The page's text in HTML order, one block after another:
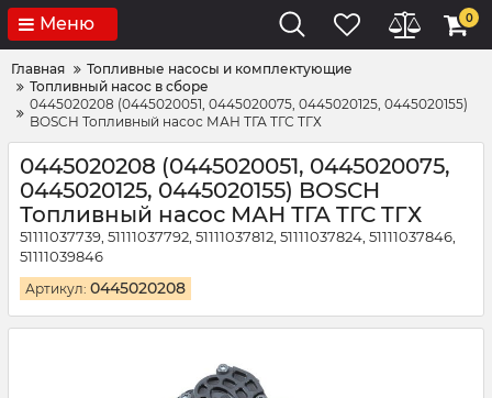
Меню 0
Главная
Топливные насосы и комплектующие
Топливный насос в сборе
0445020208 (0445020051, 0445020075, 0445020125, 0445020155)
BOSCH Топливный насос МАН ТГА TГС TГХ
0445020208 (0445020051, 0445020075,
0445020125, 0445020155) BOSCH
Топливный насос МАН ТГА TГС TГХ
51111037739, 51111037792, 51111037812, 51111037824, 51111037846,
51111039846
Артикул: 0445020208